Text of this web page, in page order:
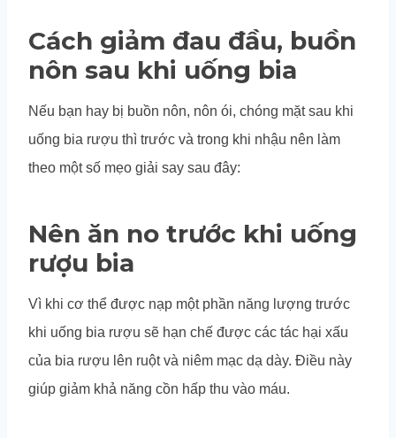
Cách giảm đau đầu, buồn
nôn sau khi uống bia
Nếu bạn hay bị buồn nôn, nôn ói, chóng mặt sau khi
uống bia rượu thì trước và trong khi nhậu nên làm
theo một số mẹo giải say sau đây:
Nên ăn no trước khi uống
rượu bia
Vì khi cơ thể được nạp một phần năng lượng trước
khi uống bia rượu sẽ hạn chế được các tác hại xấu
của bia rượu lên ruột và niêm mạc dạ dày. Điều này
giúp giảm khả năng cồn hấp thu vào máu.